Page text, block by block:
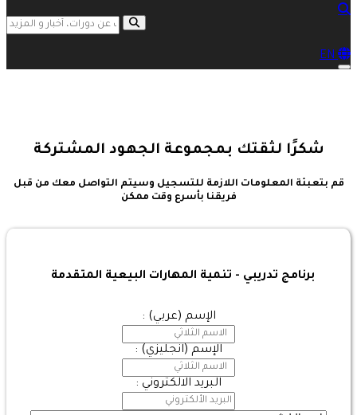
search opener
EN
Toggle navigation
شكرًا لثقتك بمجموعة الجهود المشتركة
قم بتعبئة المعلومات اللازمة للتسجيل وسيتم التواصل معك من قبل
فريقنا بأسرع وقت ممكن
برنامج تدريبي - تنمية المهارات البيعية المتقدمة
الإسم (عربي) :
الإسم (انجليزي) :
البريد الالكتروني :